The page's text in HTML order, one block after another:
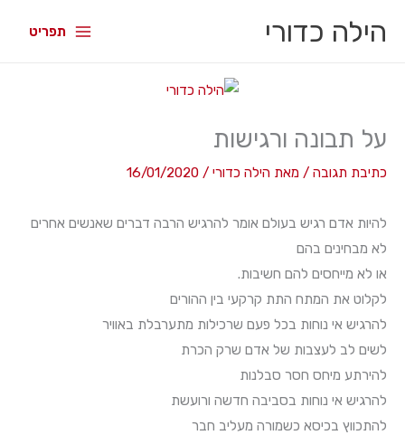
הילה כדורי תפריט
על תבונה ורגישות
כתיבת תגובה / מאת הילה כדורי /
16/01/2020
להיות אדם רגיש בעולם אומר להרגיש הרבה דברים שאנשים אחרים
לא מבחינים בהם
או לא מייחסים להם חשיבות.
לקלוט את המתח התת קרקעי בין ההורים
להרגיש אי נוחות בכל פעם שרכילות מתערבלת באוויר
לשים לב לעצבות של אדם שרק הכרת
להירתע מיחס חסר סבלנות
להרגיש אי נוחות בסביבה חדשה ורועשת
להתכווץ בכיסא כשמורה מעליב חבר